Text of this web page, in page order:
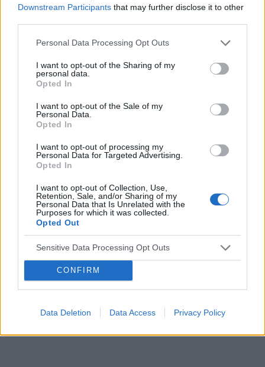
Downstream Participants that may further disclose it to other
Personal Data Processing Opt Outs
I want to opt-out of the Sharing of my
personal data.
Opted In
I want to opt-out of the Sale of my
Personal Data.
Opted In
I want to opt-out of processing my
Personal Data for Targeted Advertising.
Opted In
I want to opt-out of Collection, Use,
Retention, Sale, and/or Sharing of my
Personal Data that Is Unrelated with the
Purposes for which it was collected.
Opted Out
Sensitive Data Processing Opt Outs
CONFIRM
Data Deletion Data Access Privacy Policy
Rewolucja w walce z trądzikiem!
Reklama: